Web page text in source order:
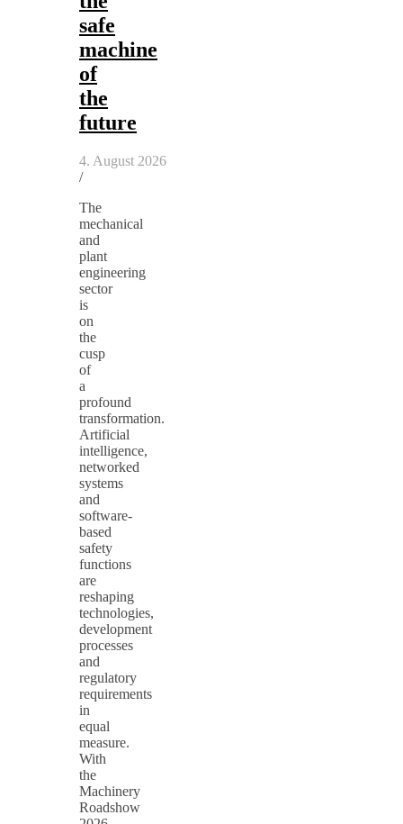
safe
machine
of
the
future
4. August 2026
/
The
mechanical
and
plant
engineering
sector
is
on
the
cusp
of
a
profound
transformation.
Artificial
intelligence,
networked
systems
and
software-
based
safety
functions
are
reshaping
technologies,
development
processes
and
regulatory
requirements
in
equal
measure.
With
the
Machinery
Roadshow